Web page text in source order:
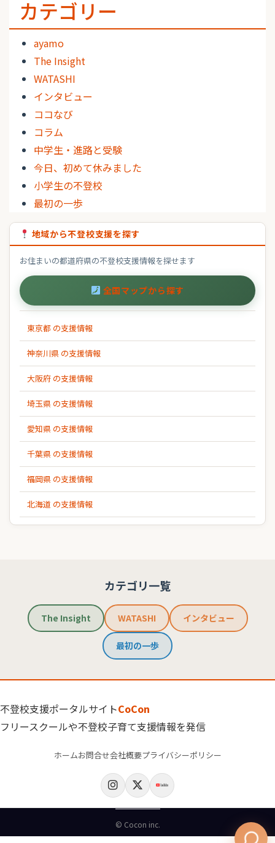
カテゴリー
ayamo
The Insight
WATASHI
インタビュー
ココなび
コラム
中学生・進路と受験
今日、初めて休みました
小学生の不登校
最初の一歩
地域から不登校支援を探す
お住まいの都道府県の不登校支援情報を探せます
全国マップから探す
東京都 の支援情報
神奈川県 の支援情報
大阪府 の支援情報
埼玉県 の支援情報
愛知県 の支援情報
千葉県 の支援情報
福岡県 の支援情報
北海道 の支援情報
カテゴリ一覧
The Insight WATASHI インタビュー
最初の一歩
不登校支援ポータルサイトCoCon
フリースクールや不登校子育て支援情報を発信
ホームお問合せ会社概要プライバシーポリシー
© Cocon inc.